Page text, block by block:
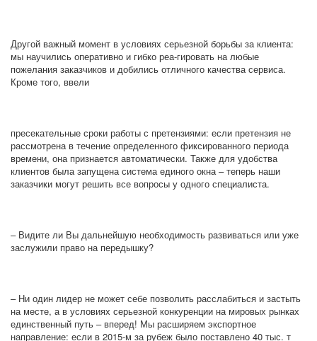
Другой важный момент в условиях серьезной борьбы за клиента:
мы научились оперативно и гибко реа-гировать на любые
пожелания заказчиков и добились отличного качества сервиса.
Кроме того, ввели
пресекательные сроки работы с претензиями: если претензия не
рассмотрена в течение определенного фиксированного периода
времени, она признается автоматически. Также для удобства
клиентов была запущена система единого окна – теперь наши
заказчики могут решить все вопросы у одного специалиста.
– Видите ли Вы дальнейшую необходимость развиваться или уже
заслужили право на передышку?
– Ни один лидер не может себе позволить расслабиться и застыть
на месте, а в условиях серьезной конкуренции на мировых рынках
единственный путь – вперед! Мы расширяем экспортное
направление: если в 2015-м за рубеж было поставлено 40 тыс. т